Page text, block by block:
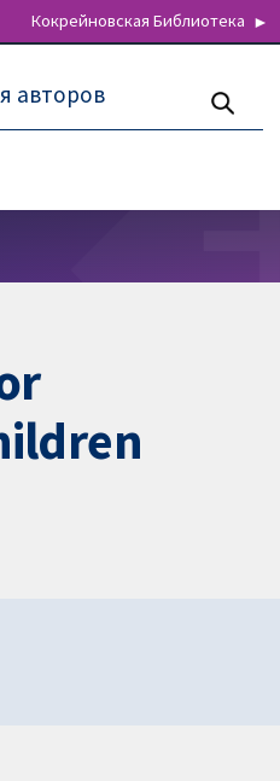
Кокрейновская Библиотека
авторов